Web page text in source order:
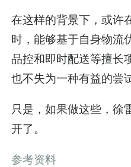
在这样的背景下，或许
时，能够基于自身物流
品控和即时配送等擅长
也不失为一种有益的尝
只是，如果做这些，徐
开了。
参考资料